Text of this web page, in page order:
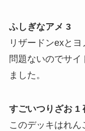
ふしぎなアメ 3
リザードンexと
問題ないのでサイ
ました。
すごいつりざお 1
このデッキはれ